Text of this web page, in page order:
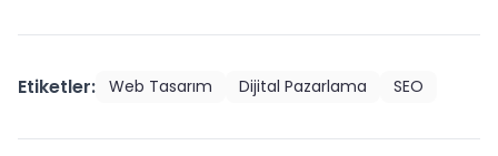
Etiketler: Web Tasarım Dijital Pazarlama SEO